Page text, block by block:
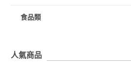
食品類
人氣商品